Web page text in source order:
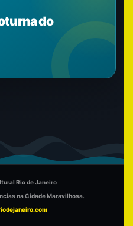
do
Rio de Janeiro
na Cidade Maravilhosa.